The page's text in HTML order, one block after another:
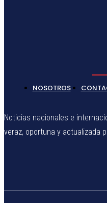
NOSOTROS
Noticias nacionales e
veraz, oportuna y actualizada